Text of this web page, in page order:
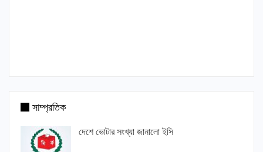
সাম্প্রতিক
দেশে ভোটার সংখ্যা জানালো ইসি